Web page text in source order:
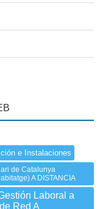
e Instalaciones
de Catalunya
A DISTANCIA
Laboral a
Red A